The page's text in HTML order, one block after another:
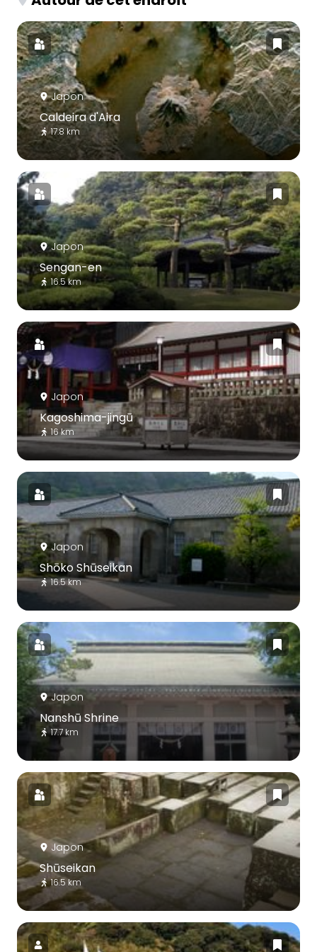
Japon
Caldeira d'Aira
17.8 km
Japon
Sengan-en
16.5 km
Japon
Kagoshima-jingū
16 km
Japon
Shōko Shūseikan
16.5 km
Japon
Nanshū Shrine
17.7 km
Japon
Shūseikan
16.5 km